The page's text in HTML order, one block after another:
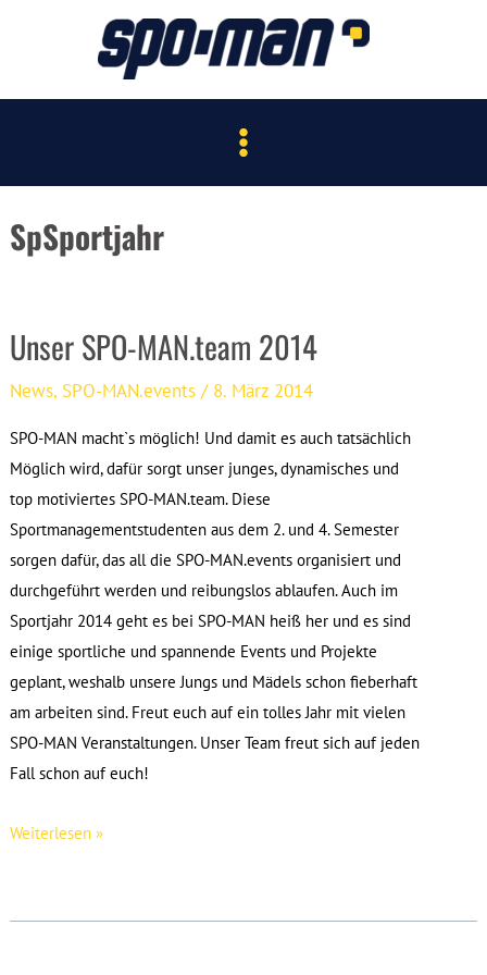
Main
SpSportjahr
Unser SPO-MAN.team 2014
News, SPO-MAN.events / 8. März 2014
SPO-MAN macht`s möglich! Und damit es auch tatsächlich
Möglich wird, dafür sorgt unser junges, dynamisches und
top motiviertes SPO-MAN.team. Diese
Sportmanagementstudenten aus dem 2. und 4. Semester
sorgen dafür, das all die SPO-MAN.events organisiert und
durchgeführt werden und reibungslos ablaufen. Auch im
Sportjahr 2014 geht es bei SPO-MAN heiß her und es sind
einige sportliche und spannende Events und Projekte
geplant, weshalb unsere Jungs und Mädels schon fieberhaft
am arbeiten sind. Freut euch auf ein tolles Jahr mit vielen
SPO-MAN Veranstaltungen. Unser Team freut sich auf jeden
Fall schon auf euch!
Unser
2014
Weiterlesen »